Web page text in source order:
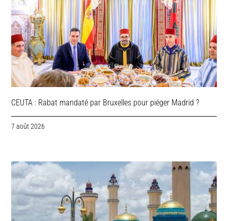
CEUTA : Rabat mandaté par Bruxelles pour piéger Madrid ?
7 août 2026